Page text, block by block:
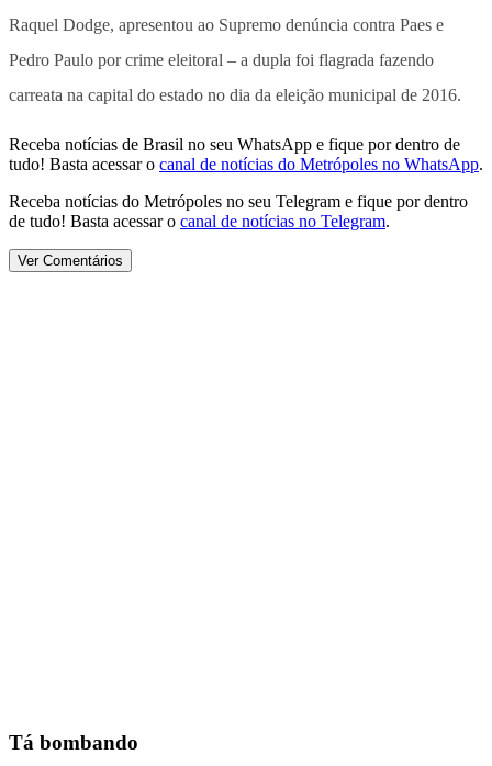
Raquel Dodge, apresentou ao Supremo denúncia contra Paes e
Pedro Paulo por crime eleitoral – a dupla foi flagrada fazendo
carreata na capital do estado no dia da eleição municipal de 2016.
Receba notícias de Brasil no seu WhatsApp e fique por dentro de
tudo! Basta acessar o canal de notícias do Metrópoles no WhatsApp.
Receba notícias do Metrópoles no seu Telegram e fique por dentro
de tudo! Basta acessar o canal de notícias no Telegram.
Ver Comentários
Tá bombando